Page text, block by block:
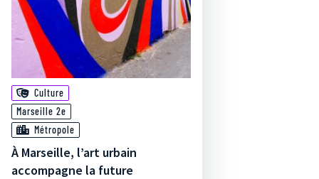
Culture
Marseille 2e
Métropole
À Marseille, l’art urbain
accompagne la future